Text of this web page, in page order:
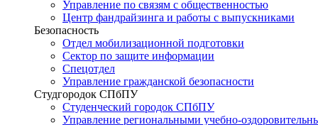
Управление по связям с общественностью
Центр фандрайзинга и работы с выпускниками
Безопасность
Отдел мобилизационной подготовки
Сектор по защите информации
Спецотдел
Управление гражданской безопасности
Студгородок СПбПУ
Студенческий городок СПбПУ
Управление региональными учебно-